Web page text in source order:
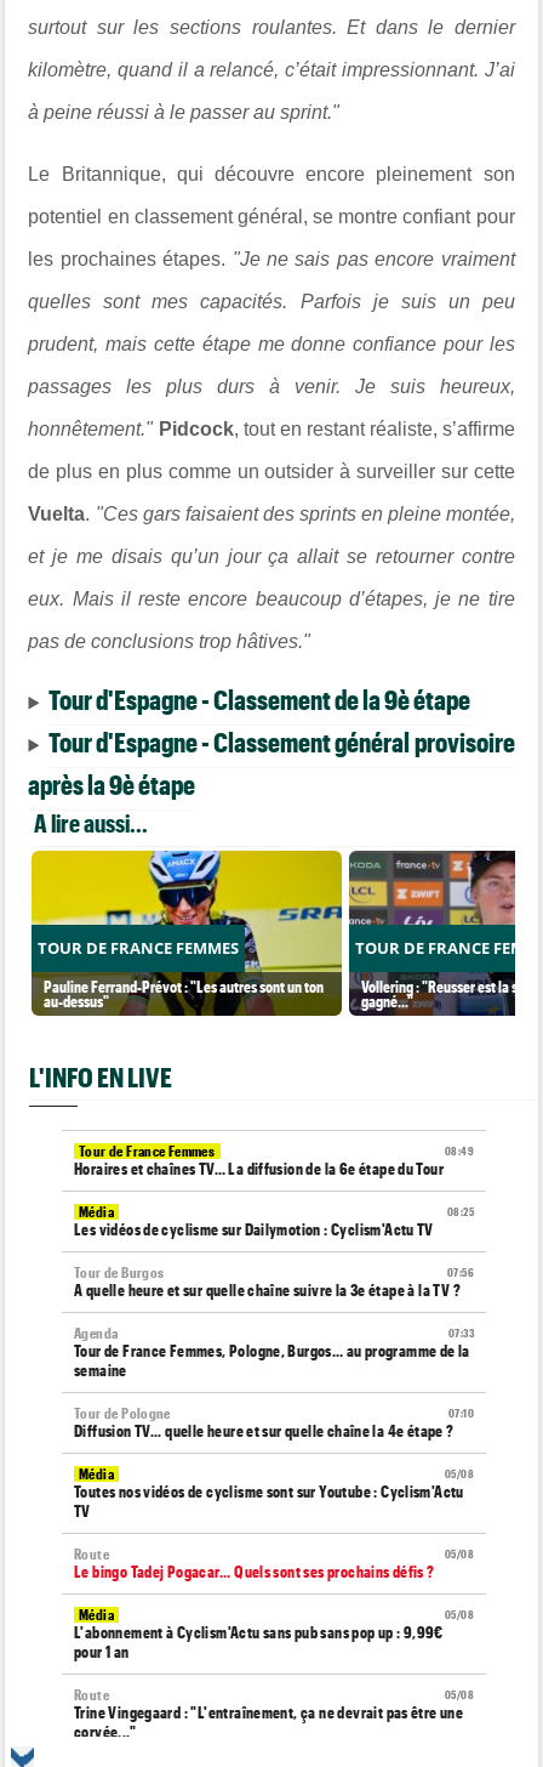
surtout sur les sections roulantes. Et dans le dernier
kilomètre, quand il a relancé, c’était impressionnant. J’ai
à peine réussi à le passer au sprint."
Le Britannique, qui découvre encore pleinement son
potentiel en classement général, se montre confiant pour
les prochaines étapes. "Je ne sais pas encore vraiment
quelles sont mes capacités. Parfois je suis un peu
prudent, mais cette étape me donne confiance pour les
passages les plus durs à venir. Je suis heureux,
honnêtement." Pidcock, tout en restant réaliste, s’affirme
de plus en plus comme un outsider à surveiller sur cette
Vuelta. "Ces gars faisaient des sprints en pleine montée,
et je me disais qu’un jour ça allait se retourner contre
eux. Mais il reste encore beaucoup d’étapes, je ne tire
pas de conclusions trop hâtives."
Tour d'Espagne - Classement de la 9è étape
Tour d'Espagne - Classement général provisoire
après la 9è étape
A lire aussi...
TOUR DE FRANCE FEMMES
Pauline Ferrand-Prévot : "Les autres sont un ton
au-dessus"
TOUR DE FRANCE
Vollering : "Reusser est la
gagné..."
L'INFO EN LIVE
08:49
Tour de France Femmes
Horaires et chaînes TV… La diffusion de la 6e étape du Tour
08:25
Média
Les vidéos de cyclisme sur Dailymotion : Cyclism'Actu TV
07:56
Tour de Burgos
A quelle heure et sur quelle chaîne suivre la 3e étape à la TV ?
07:33
Agenda
Tour de France Femmes, Pologne, Burgos… au programme de la
semaine
07:10
Tour de Pologne
Diffusion TV... quelle heure et sur quelle chaîne la 4e étape ?
05/08
Média
Toutes nos vidéos de cyclisme sont sur Youtube : Cyclism'Actu
TV
05/08
Route
Le bingo Tadej Pogacar... Quels sont ses prochains défis ?
05/08
Média
L'abonnement à Cyclism'Actu sans pub sans pop up : 9,99€
pour 1 an
05/08
Route
Trine Vingegaard : "L'entraînement, ça ne devrait pas être une
corvée..."